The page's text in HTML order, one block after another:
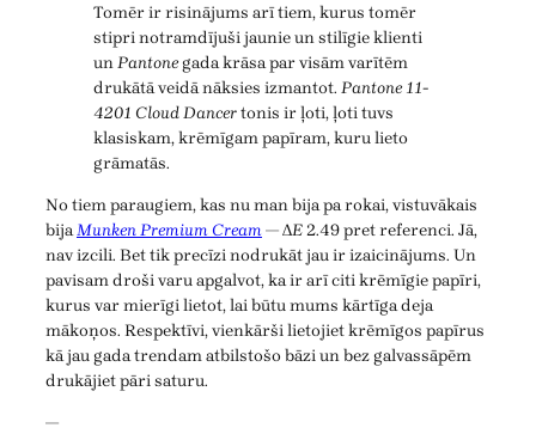
Tomēr ir risinājums arī tiem, kurus tomēr
stipri notramdījuši jaunie un stilīgie klienti
unPantonegada krāsa par visām varītēm
drukātā veidā nāksies izmantot. Pantone 11-
4201 Cloud Dancertonis ir ļoti, ļoti tuvs
klasiskam, krēmīgam papīram, kuru lieto
grāmatās.
No tiem paraugiem, kas nu man bija pa rokai, vistuvākais
bijaMunken Premium Cream— ΔE2.49 pret referenci. Jā,
nav izcili. Bet tik precīzi nodrukāt jau ir izaicinājums. Un
pavisam droši varu apgalvot, ka ir arī citi krēmīgie papīri,
kurus var mierīgi lietot, lai būtu mums kārtīga deja
mākoņos. Respektīvi, vienkārši lietojiet krēmīgos papīrus
kā jau gada trendam atbilstošo bāzi un bez galvassāpēm
drukājiet pāri saturu.
—